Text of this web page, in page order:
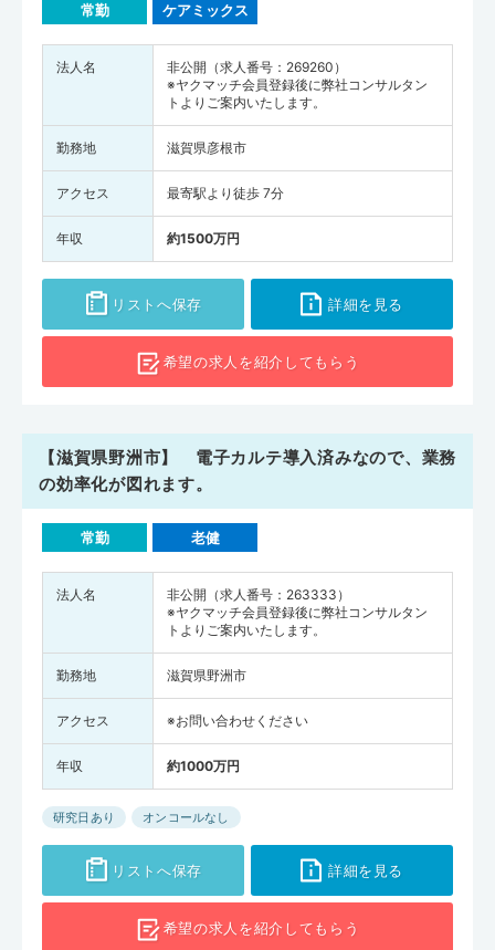
常勤 ケアミックス
法人名
非公開（求人番号：269260）
※ヤクマッチ会員登録後に弊社コンサルタン
トよりご案内いたします。
勤務地 滋賀県彦根市
アクセス 最寄駅より徒歩 7分
年収 約1500万円
リストへ保存 詳細を見る
希望の求人を紹介してもらう
【滋賀県野洲市】 電子カルテ導入済みなので、業務
の効率化が図れます。
常勤 老健
法人名
非公開（求人番号：263333）
※ヤクマッチ会員登録後に弊社コンサルタン
トよりご案内いたします。
勤務地 滋賀県野洲市
アクセス ※お問い合わせください
年収 約1000万円
研究日あり オンコールなし
リストへ保存 詳細を見る
希望の求人を紹介してもらう